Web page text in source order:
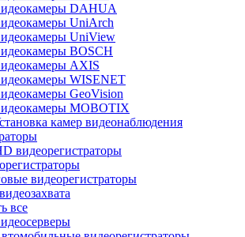
DAHUA
UniArch
UniView
BOSCH
AXIS
WISENET
GeoVision
MOBOTIX
камер видеонаблюдения
видеорегистраторы
видеорегистраторы
все